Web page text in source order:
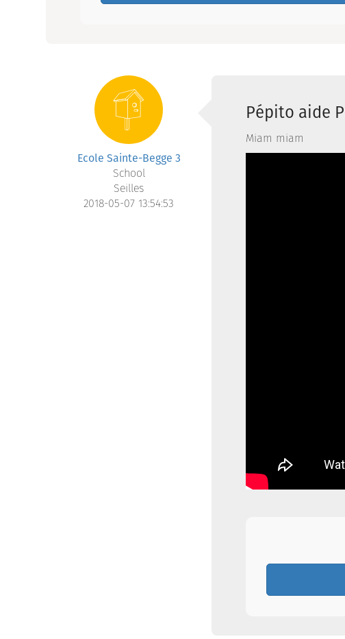
Ecole Sainte-Begge 3
School
Seilles
2018-05-07 13:54:53
Pépito aide
Miam miam